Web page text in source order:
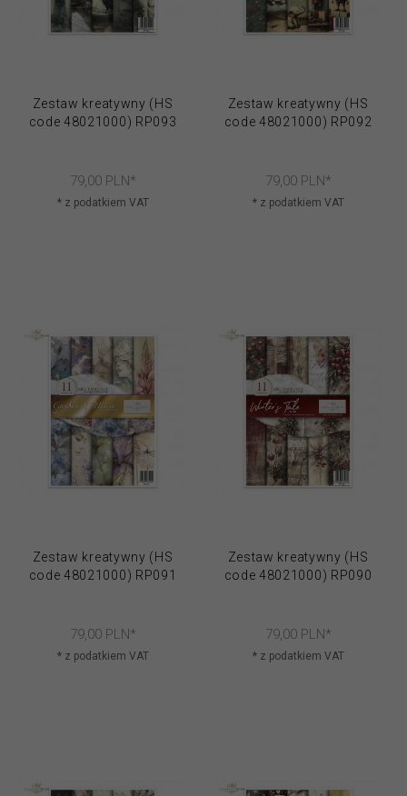
Zestaw kreatywny (HS
code 48021000) RP093
79, 00 PLN*
* z podatkiem VAT
Zestaw kreatywny (HS
code 48021000) RP092
79, 00 PLN*
* z podatkiem VAT
Zestaw kreatywny (HS
code 48021000) RP091
79, 00 PLN*
* z podatkiem VAT
Zestaw kreatywny (HS
code 48021000) RP090
79, 00 PLN*
* z podatkiem VAT